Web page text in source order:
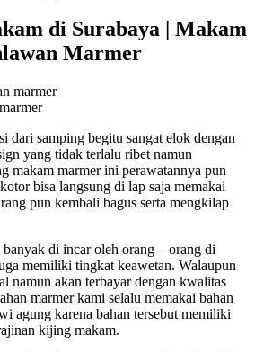
di Surabaya | Makam
Marmer
dari samping begitu sangat elok dengan
yang tidak terlalu ribet namun
makam marmer ini perawatannya pun
bisa langsung di lap saja memakai
pun kembali bagus serta mengkilap
di incar oleh orang – orang di
memiliki tingkat keawetan. Walaupun
namun akan terbayar dengan kwalitas
marmer kami selalu memakai bahan
agung karena bahan tersebut memiliki
kijing makam.